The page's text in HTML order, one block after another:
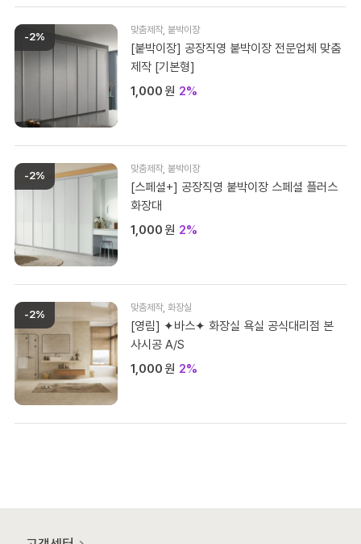
-2%
맞춤제작,붙박이장
[붙박이장] 공장직영 붙박이장 전문업체 맞춤
제작 [기본형]
1,000 원 2%
-2%
맞춤제작,붙박이장
[스페셜+] 공장직영 붙박이장 스페셜 플러스
화장대
1,000 원 2%
-2%
맞춤제작,화장실
[영림] ✦바스✦ 화장실 욕실 공식대리점 본
사시공 A/S
1,000 원 2%